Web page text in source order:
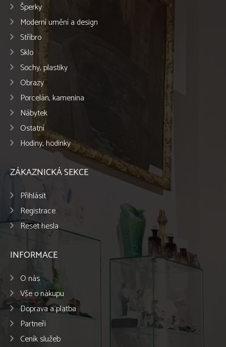
Šperky
Moderní umění a design
Stříbro
Sklo
Sochy, plastiky
Obrazy
Porcelán, kamenina
Nábytek
Ostatní
Hodiny, hodinky
ZÁKAZNICKÁ SEKCE
Přihlásit
Registrace
Reset hesla
INFORMACE
O nás
Vše o nákupu
Doprava a platba
Partneři
Ceník služeb